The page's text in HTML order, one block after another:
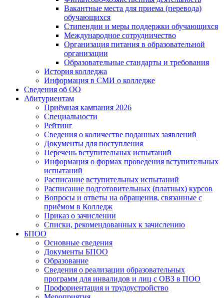
Вакантные места для приема (перевода)
обучающихся
Стипендии и меры поддержки обучающихся
Международное сотрудничество
Организация питания в образовательной
организации
Образовательные стандарты и требования
История колледжа
Информация в СМИ о колледже
Сведения об ОО
Абитуриентам
Приёмная кампания 2026
Специальности
Рейтинг
Сведения о количестве поданных заявлений
Документы для поступления
Перечень вступительных испытаний
Информация о формах проведения вступительных
испытаний
Расписание вступительных испытаний
Расписание подготовительных (платных) курсов
Вопросы и ответы на обращения, связанные с
приёмом в Колледж
Приказ о зачислении
Списки, рекомендованных к зачислению
БПОО
Основные сведения
Документы БПОО
Образование
Сведения о реализации образовательных
программ для инвалидов и лиц с ОВЗ в ПОО
Профориентация и трудоустройство